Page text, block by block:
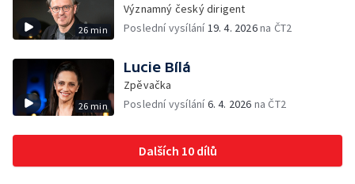
26 min
Významný český dirigent
Poslední vysílání19. 4. 2026na ČT2
26 min
Lucie Bílá
Zpěvačka
Poslední vysílání6. 4. 2026 na ČT2
Dalších 10 dílů